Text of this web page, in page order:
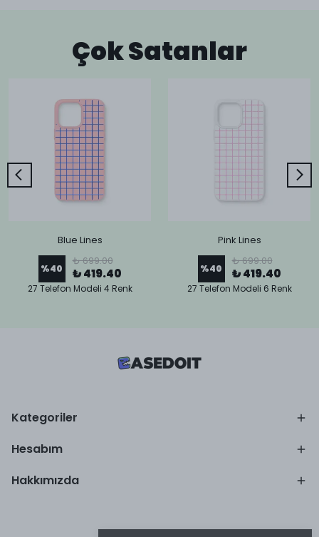
Çok Satanlar
Blue Lines
%40
₺ 699.00
₺ 419.40
27 Telefon Modeli 4 Renk
Pink Lines
%40
₺ 699.00
₺ 419.40
27 Telefon Modeli 6 Renk
Kategoriler
Hesabım
Hakkımızda